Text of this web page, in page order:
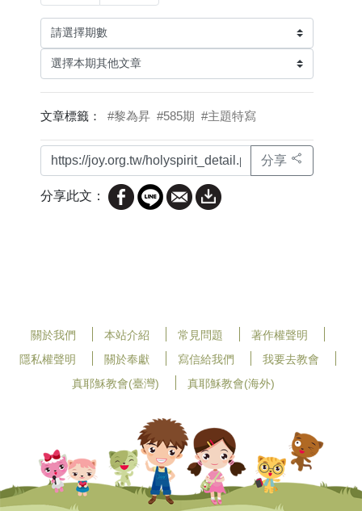
文章標籤： #黎為昇 #585期 #主題特寫
分享
分享此文：
關於我們 本站介紹 常見問題
著作權聲明
隱私權聲明
關於奉獻 寫信給我們
我要去教會
真耶穌教會(臺灣)
真耶穌教會(海外)